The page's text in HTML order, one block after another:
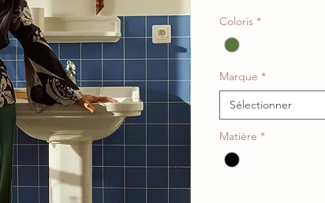
Coloris *
Marque *
Sélectionner
Matière *